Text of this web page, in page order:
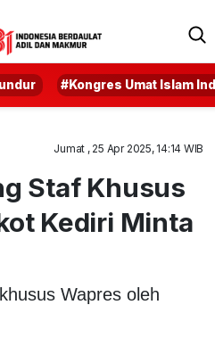
#Kongres Umat Islam
Jumat , 25 Apr 2025, 14:14 WIB
Staf Khusus
Kediri Minta
Wapres oleh